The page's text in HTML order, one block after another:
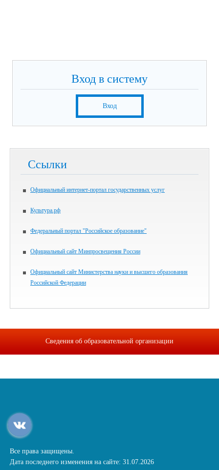
Вход в систему
Вход
Ссылки
Официальный интернет-портал государственных услуг
Культура.рф
Федеральный портал "Российское образование"
Официальный сайт Минпросвещения России
Официальный сайт Министерства науки и высшего образования
Российской Федерации
Сведения об образовательной организации
Все права защищены.
Дата последнего изменения на сайте: 31.07.2026